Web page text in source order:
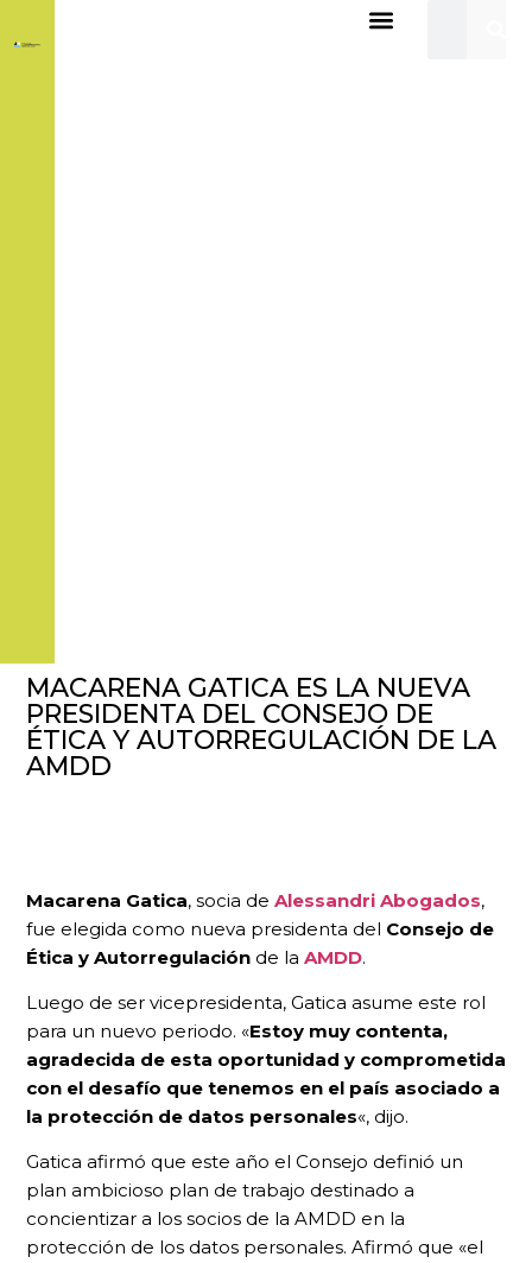
MACARENA GATICA ES LA NUEVA
PRESIDENTA DEL CONSEJO DE
ÉTICA Y AUTORREGULACIÓN DE LA
AMDD
Macarena Gatica, socia de Alessandri Abogados,
fue elegida como nueva presidenta del Consejo de
Ética y Autorregulación de la AMDD.
Luego de ser vicepresidenta, Gatica asume este rol
para un nuevo periodo. «Estoy muy contenta,
agradecida de esta oportunidad y comprometida
con el desafío que tenemos en el país asociado a
la protección de datos personales«, dijo.
Gatica afirmó que este año el Consejo definió un
plan ambicioso plan de trabajo destinado a
concientizar a los socios de la AMDD en la
protección de los datos personales. Afirmó que «el